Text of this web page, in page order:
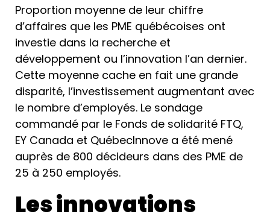
Proportion moyenne de leur chiffre
d’affaires que les PME québécoises ont
investie dans la recherche et
développement ou l’innovation l’an dernier.
Cette moyenne cache en fait une grande
disparité, l’investissement augmentant avec
le nombre d’employés. Le sondage
commandé par le Fonds de solidarité FTQ,
EY Canada et QuébecInnove a été mené
auprès de 800 décideurs dans des PME de
25 à 250 employés.
Les innovations